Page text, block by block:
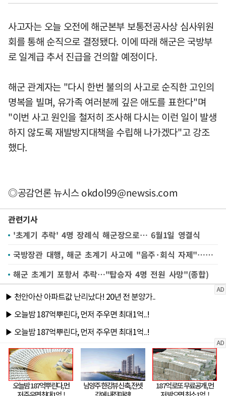
사고자는 오늘 오전에 해군본부 보통전공사상 심사위원
회를 통해 순직으로 결정됐다. 이에 따래 해군은 국방부
로 일계급 추서 진급을 건의할 예정이다.
해군 관계자는 "다시 한번 불의의 사고로 순직한 고인의
명복을 빌며, 유가족 여러분께 깊은 애도를 표한다"며
"이번 사고 원인을 철저히 조사해 다시는 이런 일이 발생
하지 않도록 재발방지대책을 수립해 나가겠다"고 강조
했다.
◎공감언론 뉴시스okdol99@newsis.com
관련기사
'초계기 추락' 4명 장례식 해군장으로… 6월1일 영결식
국방장관 대행, 해군 초계기 사고에 "음주·회식 자제"…근무기강 강화 지시
해군 초계기 포항서 추락…"탑승자 4명 전원 사망"(종합)